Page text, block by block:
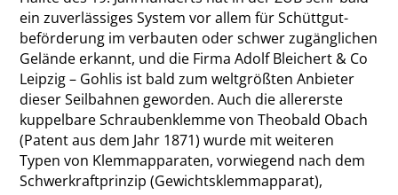
ein zuverlässiges System vor allem für Schüttgut­
beförderung im verbauten oder schwer zugänglichen
Gelände erkannt, und die Firma Adolf Bleichert & Co
Leipzig – Gohlis ist bald zum weltgrößten Anbieter
dieser Seilbahnen geworden. Auch die allererste
kuppelbare Schraubenklemme von Theobald Obach
(Patent aus dem Jahr 1871) wurde mit weiteren
Typen von Klemmapparaten, vorwiegend nach dem
Schwerkraftprinzip (Gewichtsklemmapparat),